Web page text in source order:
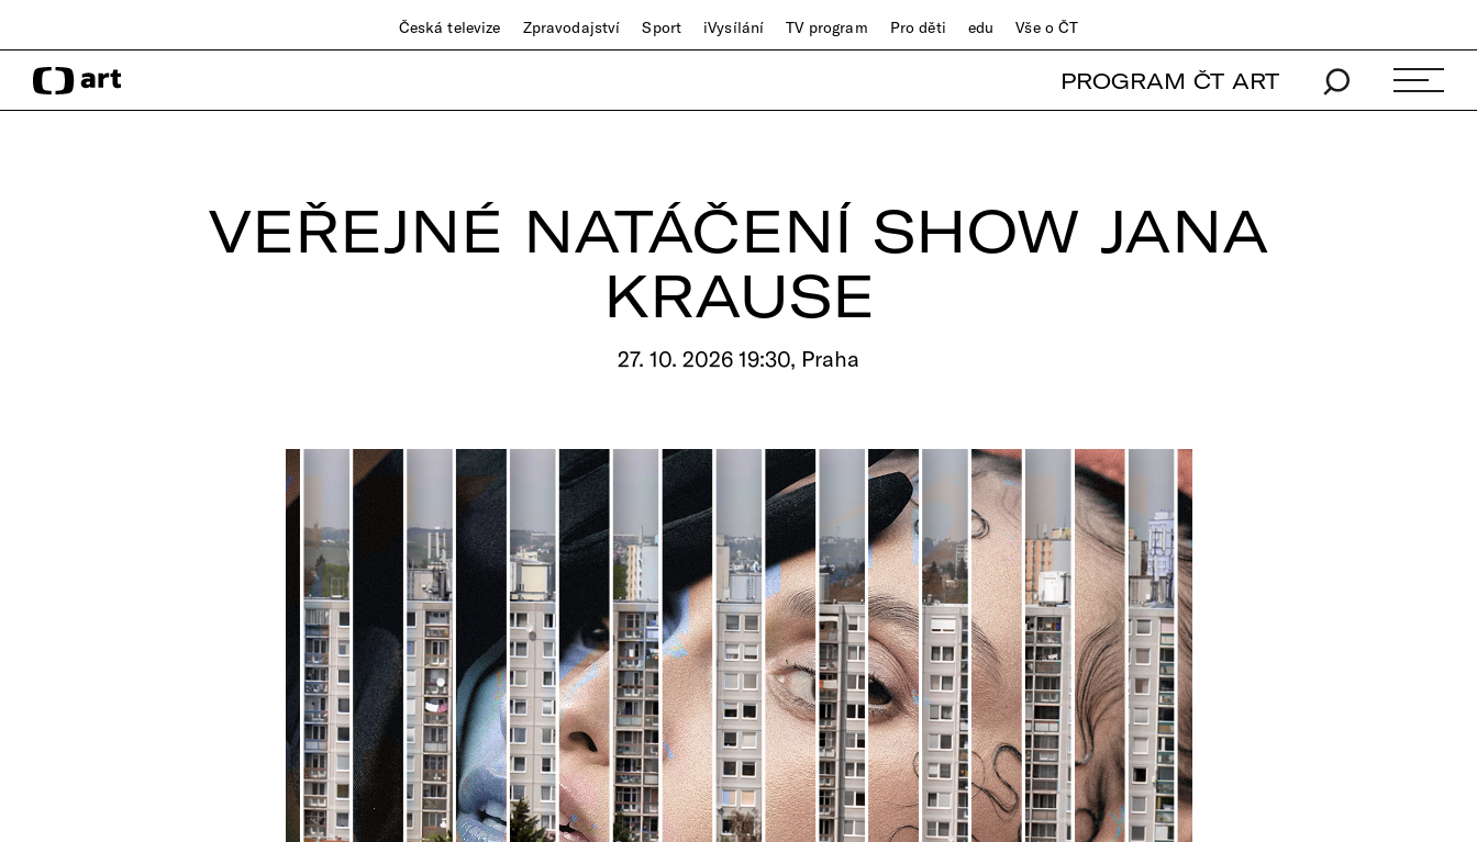
Česká televize Zpravodajství Sport iVysílání TV program Pro děti edu Vše o ČT
PROGRAM ČT ART
VEŘEJNÉ NATÁČENÍ SHOW JANA
KRAUSE
27. 10. 2026 19:30, Praha